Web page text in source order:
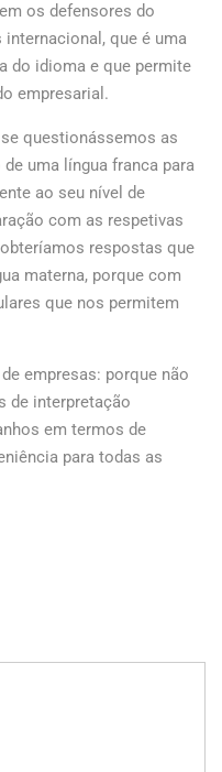
os defensores do
internacional, que é uma
do idioma e que permite
empresarial.
questionássemos as
uma língua franca para
ao seu nível de
com as respetivas
respostas que
materna, porque com
que nos permitem
empresas: porque não
de interpretação
em termos de
para todas as